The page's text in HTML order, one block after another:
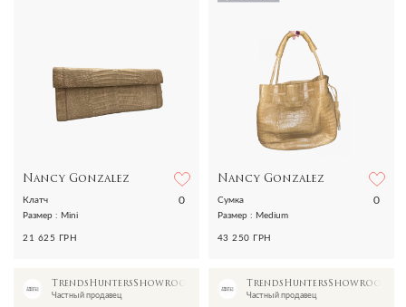
Nancy Gonzalez
0
Клатч
Размер : Mini
21 625 ГРН
Nancy Gonzalez
0
Сумка
Размер : Medium
43 250 ГРН
TrendsHuntersShowroom
Частный продавец
TrendsHuntersShowroom
Частный продавец